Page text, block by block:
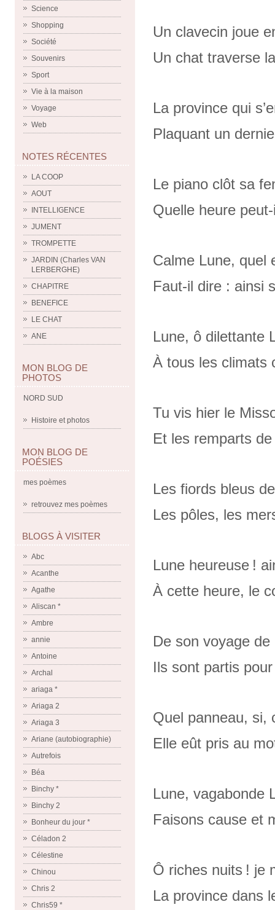
Science
Shopping
Société
Souvenirs
Sport
Vie à la maison
Voyage
Web
NOTES RÉCENTES
LA COOP
AOUT
INTELLIGENCE
JUMENT
TROMPETTE
JARDIN (Charles VAN
LERBERGHE)
CHAPITRE
BENEFICE
LE CHAT
ANE
MON BLOG DE
PHOTOS
NORD SUD
Histoire et photos
MON BLOG DE
POÉSIES
mes poèmes
retrouvez mes poèmes
BLOGS À VISITER
Abc
Acanthe
Agathe
Aliscan *
Ambre
annie
Antoine
Archal
ariaga *
Ariaga 2
Ariaga 3
Ariane (autobiographie)
Autrefois
Béa
Binchy *
Binchy 2
Bonheur du jour *
Céladon 2
Célestine
Chinou
Chris 2
Chris59 *
Un clavecin joue
Un chat traverse
La province qui
Plaquant un
Le piano clôt sa
Quelle heure
Calme Lune, quel
Faut-il dire : ainsi
Lune, ô dilettante
À tous les climats
Tu vis hier le
Et les remparts
Les fiords bleus
Les pôles, les
Lune heureuse !
À cette heure, le
De son voyage de
Ils sont partis pour
Quel panneau, si,
Elle eût pris au
Lune, vagabonde
Faisons cause et
Ô riches nuits ! je
La province dans